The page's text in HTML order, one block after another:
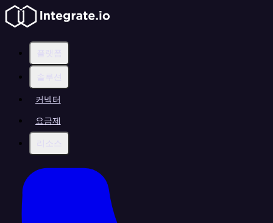
플랫폼
솔루션
커넥터
요금제
리소스